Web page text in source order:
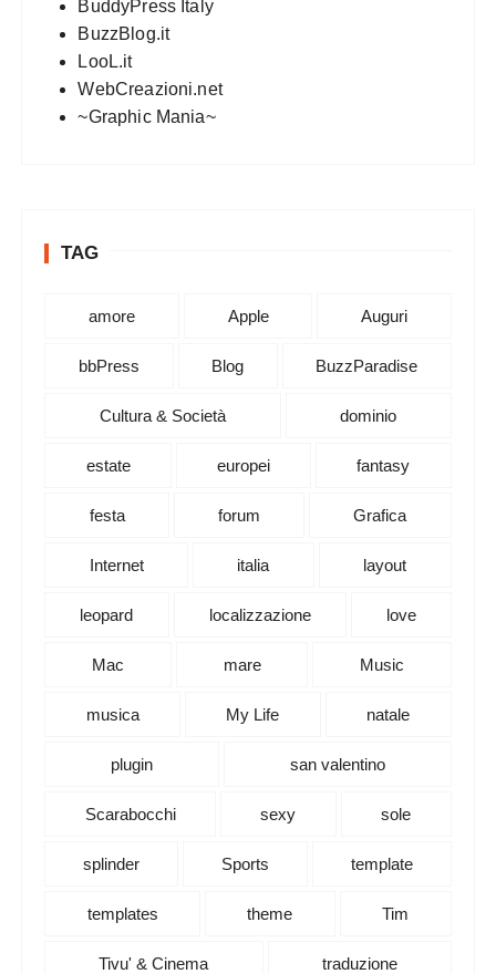
BuddyPress Italy
BuzzBlog.it
LooL.it
WebCreazioni.net
~Graphic Mania~
TAG
amore Apple Auguri
bbPress Blog BuzzParadise
Cultura & Società dominio
estate europei fantasy
festa forum Grafica
Internet italia layout
leopard localizzazione love
Mac mare Music
musica My Life natale
plugin san valentino
Scarabocchi sexy sole
splinder Sports template
templates theme Tim
Tivu' & Cinema traduzione